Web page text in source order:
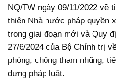
NQ/TW ngày 09/11/2022 về
thiện Nhà nước pháp quyền
trong giai đoạn mới và Quy
27/6/2024 của Bộ Chính trị
phòng, chống tham nhũng,
dựng pháp luật.